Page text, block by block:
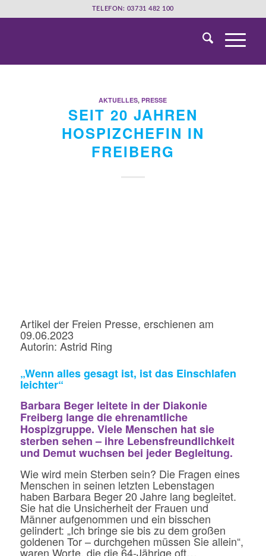
TELEFON: 03731 482 100
AKTUELLES,PRESSE
SEIT 20 JAHREN
HOSPIZCHEFIN IN
FREIBERG
Artikel der Freien Presse, erschienen am
09.06.2023
Autorin: Astrid Ring
„Wenn alles gesagt ist, ist das Einschlafen
leichter“
Barbara Beger leitete in der Diakonie
Freiberg lange die ehrenamtliche
Hospizgruppe. Viele Menschen hat sie
sterben sehen – ihre Lebensfreundlichkeit
und Demut wuchsen bei jeder Begleitung.
Wie wird mein Sterben sein? Die Fragen eines
Menschen in seinen letzten Lebenstagen
haben Barbara Beger 20 Jahre lang begleitet.
Sie hat die Unsicherheit der Frauen und
Männer aufgenommen und ein bisschen
gelindert: „Ich bringe sie bis zu dem großen
goldenen Tor – durchgehen müssen Sie allein“,
waren Worte, die die 64-Jährige oft…